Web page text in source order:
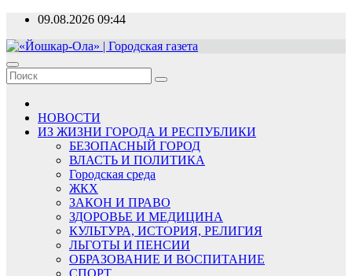
Перейти
содержимому
09.08.2026 09:44
«Йошкар-Ола» | Городская газета
Новости, события, люди
НОВОСТИ
ИЗ ЖИЗНИ ГОРОДА И РЕСПУБЛИКИ
БЕЗОПАСНЫЙ ГОРОД
ВЛАСТЬ И ПОЛИТИКА
Городская среда
ЖКХ
ЗАКОН И ПРАВО
ЗДОРОВЬЕ И МЕДИЦИНА
КУЛЬТУРА, ИСТОРИЯ, РЕЛИГИЯ
ЛЬГОТЫ И ПЕНСИИ
ОБРАЗОВАНИЕ И ВОСПИТАНИЕ
СПОРТ